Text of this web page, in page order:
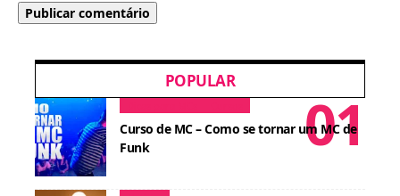
POPULAR
Curso de MC – Como se tornar um MC de
Funk